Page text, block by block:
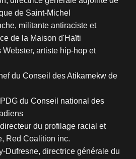
de Saint-Michel
militante antiraciste et
de la Maison d'Haïti
artiste hip-hop et
du Conseil des Atikamekw de
du Conseil national des
du profilage racial et
Red Coalition inc.
Dufresne, directrice générale du